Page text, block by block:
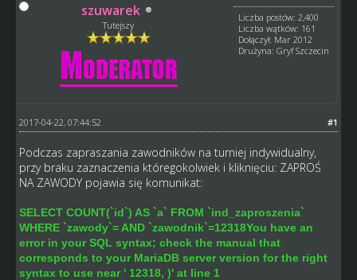
szuwarek
Tutejszy
Liczba postów: 2,400
Liczba wątków: 161
Dołączył: Mar 2012
Drużyna: Gryf Szczecin
#1
2017-04-22, 07:44:52
Podczas zapraszania zawodników na turniej indywidualny,
przy braku zaznaczenia któregokolwiek i kliknięciu: ZAPROŚ
NA ZAWODY pojawia się komunikat:
SELECT COUNT(`id`) AS `a` FROM `ind_zaproszenia`
WHERE `zawody`= AND `zawodnik`=12318You have an
error in your SQL syntax; check the manual that
corresponds to your MariaDB server version for the right
syntax to use near ' 12318, )' at line 1